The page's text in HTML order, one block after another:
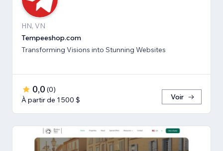
HN, VN
Tempeeshop.com
Transforming Visions into Stunning Websites
0,0 (0)
À partir de 1 500 $
Voir